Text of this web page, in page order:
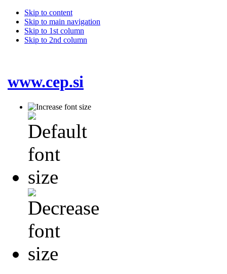
Skip to content
Skip to main navigation
Skip to 1st column
Skip to 2nd column
www.cep.si